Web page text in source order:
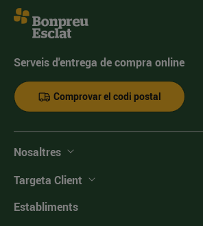
Serveis d'entrega de compra online
Comprovar el codi postal
Nosaltres
Targeta Client
Establiments